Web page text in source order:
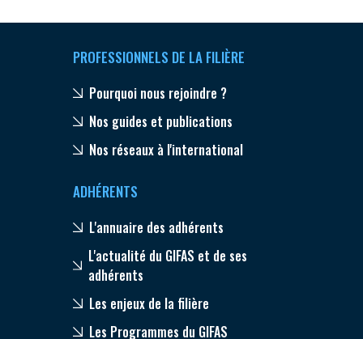
PROFESSIONNELS DE LA FILIÈRE
Pourquoi nous rejoindre ?
Nos guides et publications
Nos réseaux à l'international
ADHÉRENTS
L'annuaire des adhérents
L'actualité du GIFAS et de ses
adhérents
Les enjeux de la filière
Les Programmes du GIFAS